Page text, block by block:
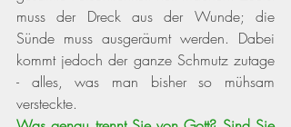
muss der Dreck aus der Wunde; die
Sünde muss ausgeräumt werden. Dabei
kommt jedoch der ganze Schmutz zutage
- alles, was man bisher so mühsam
versteckte.